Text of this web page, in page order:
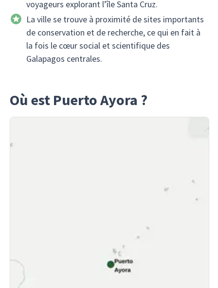
voyageurs explorant l’île Santa Cruz.
La ville se trouve à proximité de sites importants
de conservation et de recherche, ce qui en fait à
la fois le cœur social et scientifique des
Galapagos centrales.
Où est Puerto Ayora ?